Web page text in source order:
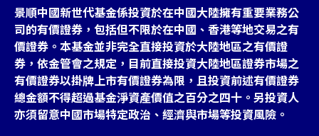
景順中國新世代基金係投資於在中國大陸擁有重要業務公
司的有價證券，包括但不限於在中國、香港等地交易之有
價證券。本基金並非完全直接投資於大陸地區之有價證
券，依金管會之規定，目前直接投資大陸地區證券市場之
有價證券以掛牌上市有價證券為限，且投資前述有價證券
總金額不得超過基金淨資產價值之百分之四十。另投資人
亦須留意中國市場特定政治、經濟與市場等投資風險。